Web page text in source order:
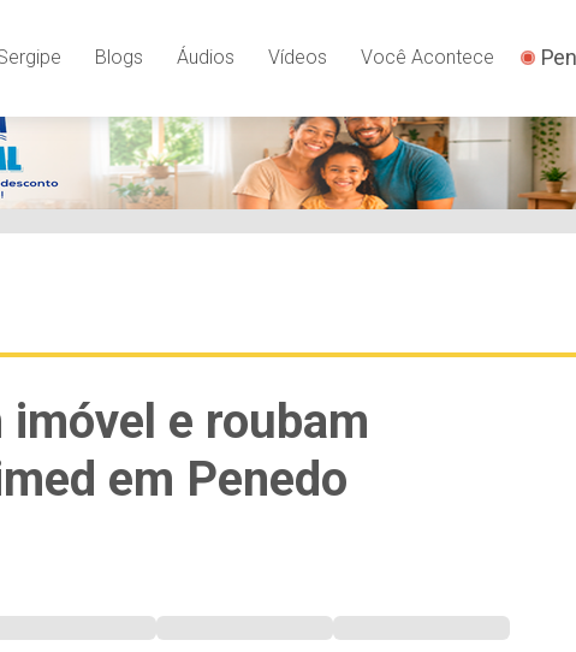
Blogs Áudios Vídeos Você Acontece
e roubam
em Penedo